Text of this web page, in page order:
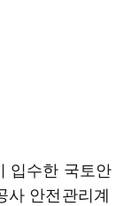
입수한 국토안
사 안전관리계